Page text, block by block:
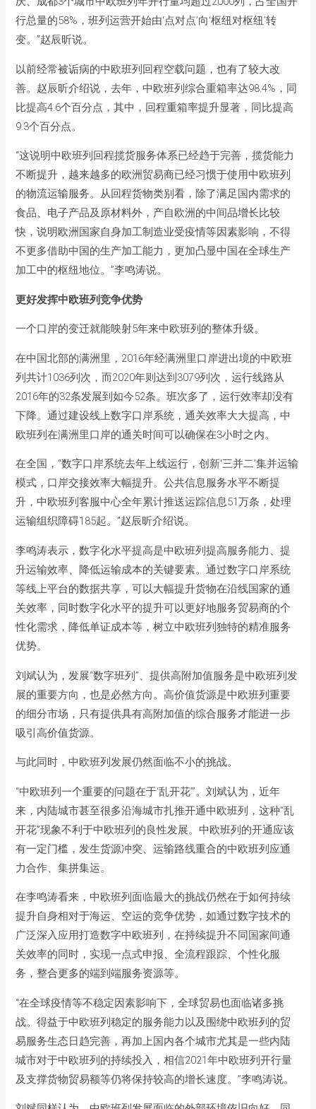
行总量的58%，班列运营开始由‘点对点’向‘枢纽对枢纽’转
变。”赵辰昕说。
以前经常被诟病的中欧班列回程空载问题，也有了较大改
善。赵辰昕介绍说，去年，中欧班列综合重箱率达98.4%，同
比提高4.6个百分点，其中，回程重箱率提升显著，同比提高
9.3个百分点。
“这说明中欧班列回程揽货服务体系已经趋于完善，揽货能力
不断提升，越来越多的欧洲贸易商已经习惯于使用中欧班列
的物流运输服务。从回程货物类别看，除了满足国内需求的
食品、电子产品及原材料外，产自欧洲的中间品增长比较
快，说明欧洲国家自身加工制造业受疫情等因素影响，不得
不更多借助中国的生产加工能力，更加凸显中国在全球生产
加工中的枢纽地位。”李鸣涛说。
更好发挥中欧班列竞争优势
一个口岸的变迁就能映射5年来中欧班列的整体升级。
在中国北部的满洲里，2016年经满洲里口岸进出境的中欧班
列共计1036列次，而2020年则达到3079列次，运行线路从
2016年的32条发展到如今52条。班次多了，运行效率却没有
下降。通过建设线上数字口岸系统，通关效率大大提高，中
欧班列在满洲里口岸的通关时间可以确保在3小时之内。
在全国，“数字口岸系统去年上线运行，创新‘三并二’集并运输
模式，口岸交接效率大幅提升。公共信息服务水平不断提
升，中欧班列客服中心全年累计推送运踪信息51万条，处理
运输组织障碍185起。”赵辰昕介绍说。
李鸣涛表示，数字化水平提高是中欧班列提高服务能力、提
升运输效率、降低运输成本的关键要素。通过数字口岸系统
等线上平台的数据共享，可以大幅提升货物在沿线国家的通
关效率，同时数字化水平的提升可以更好地服务贸易商的个
性化需求，降低单证成本等，树立中欧班列独特的精准服务
优势。
刘斌认为，发展“数字班列”、提供高附加值服务是中欧班列发
展的重要方向，也是必然方向。高价值货源是中欧班列重要
的细分市场，只有提供具有高附加值的综合服务才能进一步
吸引高价值货源。
与此同时，中欧班列发展仍然面临不小的挑战。
“中欧班列一个重要的问题在于‘乱开花’”。刘斌认为，近年
来，内陆城市甚至很多沿海城市扎推开通中欧班列，这种“乱
开花”现象不利于中欧班列的良性发展。中欧班列的开通应该
有一定门槛，发生货源冲突、运输路线重合的中欧班列应通
力合作、集拼集运。
在李鸣涛看来，中欧班列面临最大的挑战仍然在于如何持续
提升自身相对于海运、空运的竞争优势，如通过数字技术的
广泛深入应用打造数字中欧班列，在持续提升不同国家间通
关效率的同时，实现一点式申报、全流程跟踪、个性化服
务，整合更多的端到端服务资源等。
“在全球疫情等不稳定因素影响下，全球贸易也面临诸多挑
战。得益于中欧班列稳定的服务能力以及围绕中欧班列的贸
易服务生态日趋完善，再加上国内各个城市尤其是一些内陆
城市对于中欧班列的持续投入，相信2021年中欧班列开行量
及支撑货物贸易额等仍将保持较高的增长速度。”李鸣涛说。